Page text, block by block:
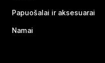
Papuošalai ir aksesuarai
Namai